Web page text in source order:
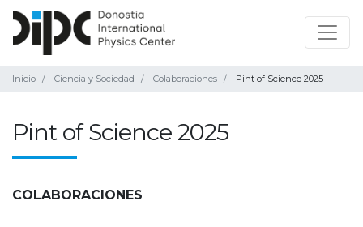
Inicio Ciencia y Sociedad Colaboraciones Pint of Science 2025
Pint of Science 2025
COLABORACIONES